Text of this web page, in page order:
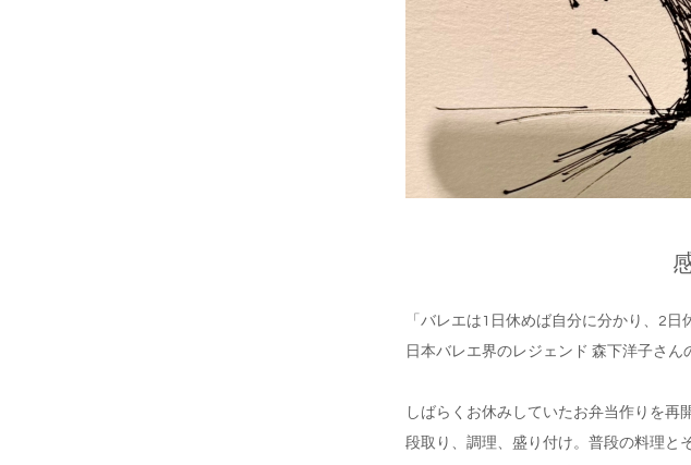
「バレエは1日休めば自分に分かり、2
日本バレエ界のレジェンド 森下洋子さん
しばらくお休みしていたお弁当作りを再
段取り、調理、盛り付け。普段の料理と